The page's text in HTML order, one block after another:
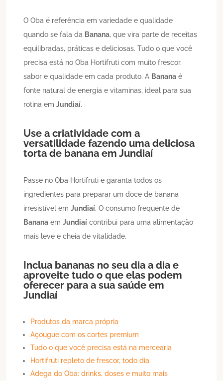
O Oba é referência em variedade e qualidade
quando se fala da Banana, que vira parte de receitas
equilibradas, práticas e deliciosas. Tudo o que você
precisa está no Oba Hortifruti com muito frescor,
sabor e qualidade em cada produto. A Banana é
fonte natural de energia e vitaminas, ideal para sua
rotina emJundiaí.
Use a criatividade com a
versatilidade fazendo uma deliciosa
torta de banana emJundiaí
Passe no Oba Hortifruti e garanta todos os
ingredientes para preparar um doce de banana
irresistível emJundiaí. O consumo frequente de
Banana emJundiaí contribui para uma alimentação
mais leve e cheia de vitalidade.
Inclua bananas no seu dia a dia e
aproveite tudo o que elas podem
oferecer para a sua saúde em
Jundiaí
Produtos da marca própria
Açougue com os cortes premium
Tudo o que você precisa está na mercearia
Hortifrúti repleto de frescor, todo dia
Adega do Oba: drinks, doses e muito mais